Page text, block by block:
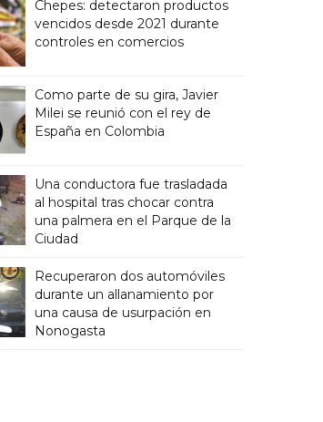
Chepes: detectaron productos
vencidos desde 2021 durante
controles en comercios
Como parte de su gira, Javier
Milei se reunió con el rey de
España en Colombia
Una conductora fue trasladada
al hospital tras chocar contra
una palmera en el Parque de la
Ciudad
Recuperaron dos automóviles
durante un allanamiento por
una causa de usurpación en
Nonogasta